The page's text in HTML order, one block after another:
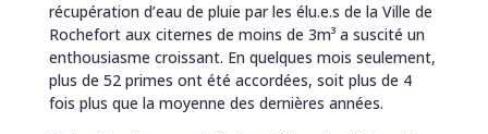
récupération d’eau de pluie par les élu.e.s de la Ville de
Rochefort aux citernes de moins de 3m³ a suscité un
enthousiasme croissant. En quelques mois seulement,
plus de 52 primes ont été accordées, soit plus de 4
fois plus que la moyenne des dernières années.